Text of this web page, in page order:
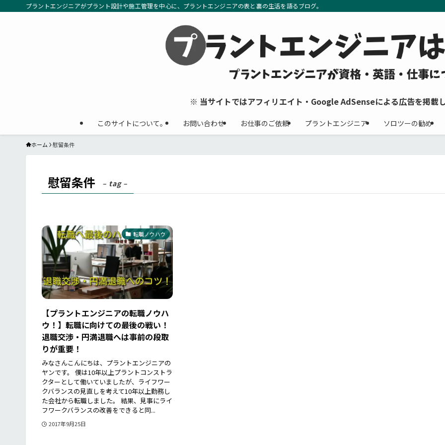
プラントエンジニアがプラント設計や施工管理を中心に、プラントエンジニアの表と裏の生活を語るブログ。
このサイトについて。 お問い合わせ お仕事のご依頼 プラントエンジニア ソロツーの勧め
※ 当サイトではアフィリエイト・Google AdSenseによる広告を掲載
ホーム 慰留条件
慰留条件 – tag –
転職ノウハウ
【プラントエンジニアの転職ノウハ
ウ！】転職に向けての最後の戦い！
退職交渉・円満退職へは事前の段取
りが重要！
みなさんこんにちは、プラントエンジニアの
ヤンです。 僕は10年以上プラントコンストラ
クターとして働いていましたが、ライフワー
クバランスの見直しを考えて10年以上勤務し
た会社から転職しました。 結果、見事にライ
フワークバランスの改善をできると同...
2017年9月25日